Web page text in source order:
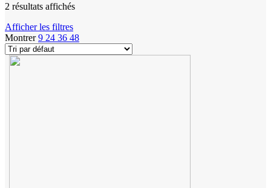
2 résultats affichés
Afficher les filtres
Montrer9 24 36 48